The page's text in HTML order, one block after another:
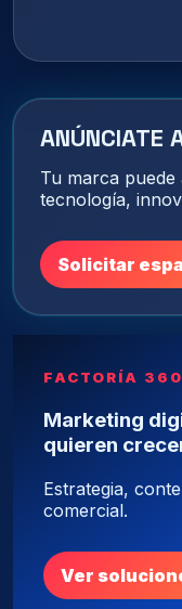
ANÚNCIATE
Tu marca
tecnología,
Solicitar
FACTORÍA 360
Marketing
quieren
Estrategia,
comercial.
Ver